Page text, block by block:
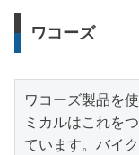
ワコーズ
ワコーズ製品を
ミカルはこれを
ています。バイ